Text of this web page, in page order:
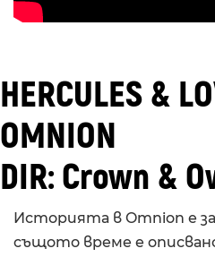
HERCULES &
OMNION
DIR: Crown &
Историята в Omnion е
същото време е